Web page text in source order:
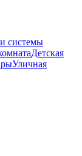
системы
Детская
Уличная